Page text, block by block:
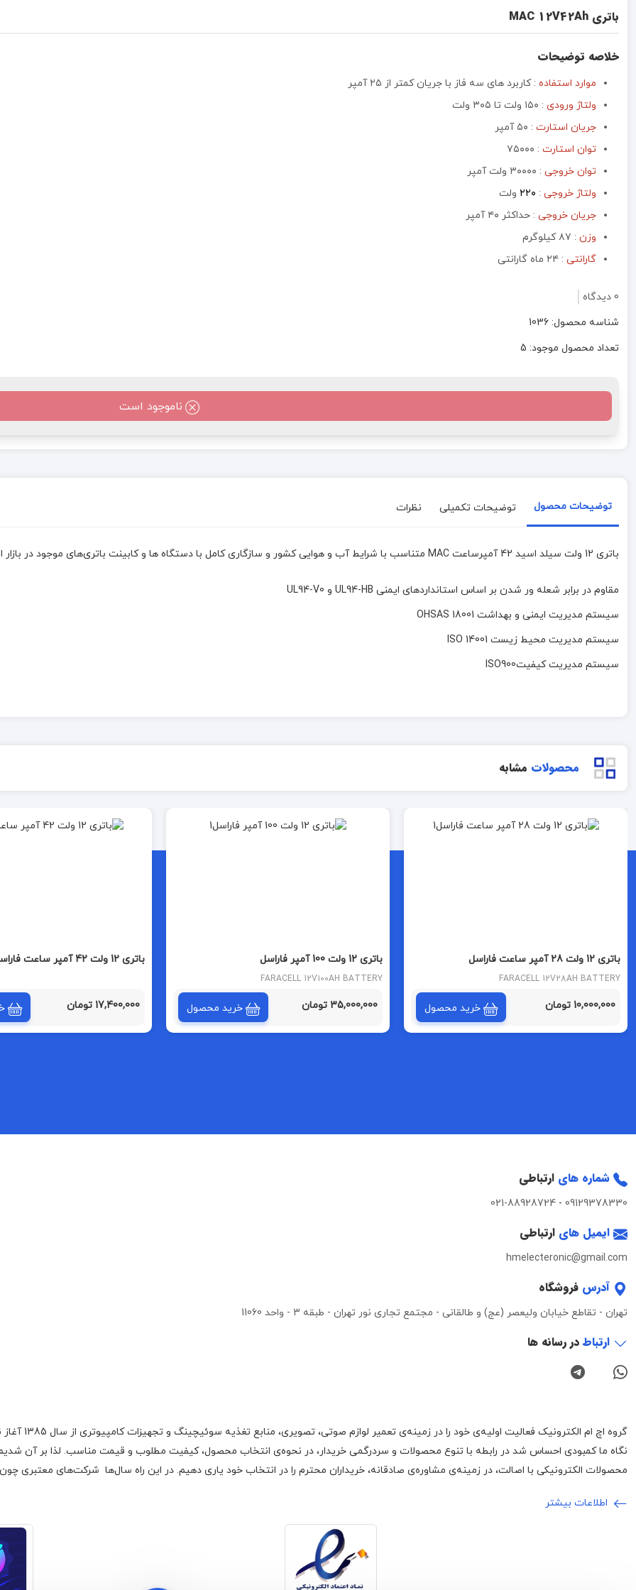
باتری MAC 12V42Ah
خلاصه توضیحات
موارد استفاده : کاربرد های سه فاز با جریان کمتر از ۲۵ آمپر
ولتاژ ورودی : ۱۵۰ ولت تا ۳۰۵ ولت
جریان استارت : ۵۰ آمپر
توان استارت :‌ ۷۵۰۰۰
توان خروجی :‌ ۳۰۰۰۰ ولت آمپر
ولتاژ خروجی : ۲۲۰ ولت
جریان خروجی :‌ حداکثر ۴۰ آمپر
وزن : ۸۷ کیلوگرم
گارانتی : ۲۴ ماه گارانتی
0 دیدگاه
شناسه محصول: 1036
تعداد محصول موجود: 5
ناموجود است
توضیحات محصول توضیحات تکمیلی نظرات
باتری 12 ولت سیلد اسید 42 آمپرساعت MAC متناسب با شرایط آب و هوایی کشور و سازگاری کامل با دستگاه ها و کابینت باتری‌های موجود در بازار ایران
مقاوم در برابر شعله ور شدن بر اساس استانداردهای ایمنی UL94-HB و UL94-V0
سیستم مدیریت ایمنی و بهداشت OHSAS 18001
سیستم مدیریت محیط زیست ISO 14001
سیستم مدیریت کیفیتISO900
محصولات مشابه
باتری 12 ولت 28 آمپر ساعت فاراسل
FARACELL 12V28AH BATTERY
10,000,000 تومان خرید محصول
باتری 12 ولت 100 آمپر فاراسل
FARACELL 12V100AH BATTERY
35,000,000 تومان خرید محصول
باتری 12 ولت 42 آمپر ساعت فاراسل
17,400,000 تومان
شماره های ارتباطی
09129378330
-
021-88928724
ایمیل های ارتباطی
hmelecteronic@gmail.com
آدرس فروشگاه
تهران - تقاطع خیابان ولیعصر (عج) و طالقانی - مجتمع تجاری نور تهران - طبقه 3 - واحد 11060
ارتباطدر رسانه ها
گروه اچ ام
نگاه ما کمبودی احساس شد در رابطه با تنوع محصولات و سردرگمی خریدار، در نحوه‌ی انتخاب محصول، کیفیت مطلوب و قیمت مناسب. لذا بر آن شدیم
محصولات الکترونیکی با اصالت، در زمینه‌ی مشاوره‌ی صادقانه، خریداران محترم را در انتخاب خود یاری دهیم. در این راه سال‌ها شرکت‌های معتبری چون
اطلاعات بیشتر